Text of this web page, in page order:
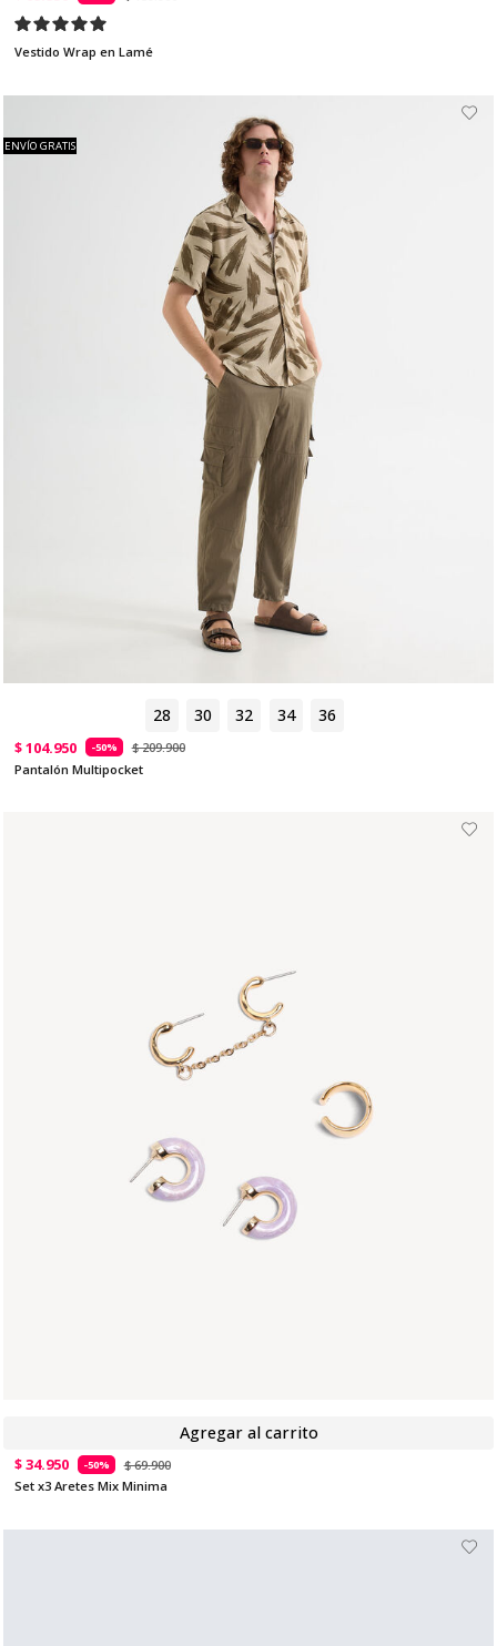
Vestido Wrap en Lamé
28 30 32 34 36
ENVÍO GRATIS
$ 104.950 -50%
$ 209.900
Pantalón Multipocket
Agregar al carrito
$ 34.950 -50%
$ 69.900
Set x3 Aretes Mix Minima